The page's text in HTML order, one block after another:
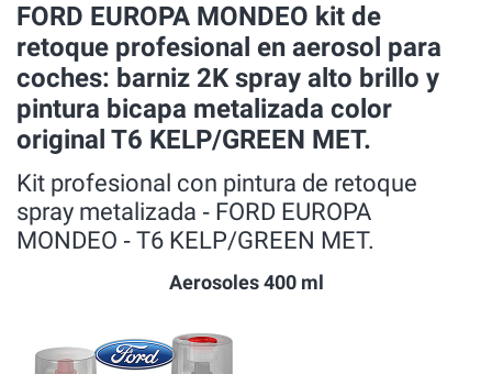
FORD EUROPA MONDEO kit de
retoque profesional en aerosol para
coches: barniz 2K spray alto brillo y
pintura bicapa metalizada color
original T6 KELP/GREEN MET.
Kit profesional con pintura de retoque
spray metalizada ‐ FORD EUROPA
MONDEO ‐ T6 KELP/GREEN MET.
Aerosoles 400 ml